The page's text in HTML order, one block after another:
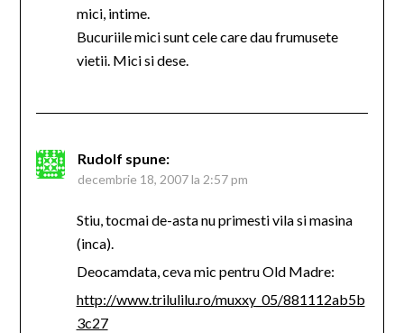
mici, intime.
Bucuriile mici sunt cele care dau frumusete
vietii. Mici si dese.
Rudolf spune:
decembrie 18, 2007 la 2:57 pm
Stiu, tocmai de-asta nu primesti vila si masina
(inca).
Deocamdata, ceva mic pentru Old Madre:
http://www.trilulilu.ro/muxxy_05/881112ab5b
3c27